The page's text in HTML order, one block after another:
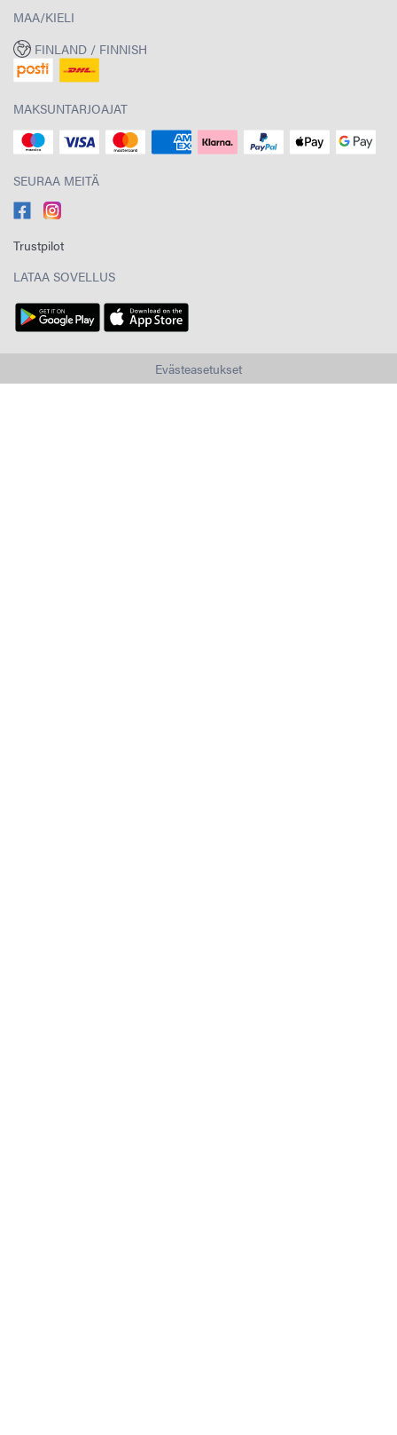
MAA/KIELI
FINLAND / FINNISH
MAKSUNTARJOAJAT
SEURAA MEITÄ
Trustpilot
LATAA SOVELLUS
Evästeasetukset